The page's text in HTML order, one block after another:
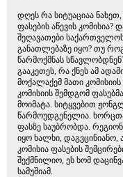
დღეს რა სიტუაციაა
ფასების აწევის კომისია?
შეღავათები
განათლებაზე იყო? თუ
წარმოქმნას
გააკეთეს, რა ქნეს ამ
მოქალაქემ მათი
კომისიის შემდგომ
მოიმატა. სიტყვებით
წარმოუდგენელია.
ფასზე საუბრობდა.
იყო ხალხი, დაგვცინიანო,
კომისია ფასების
შექმნილიო, ეს ხომ
სამუშიამ.